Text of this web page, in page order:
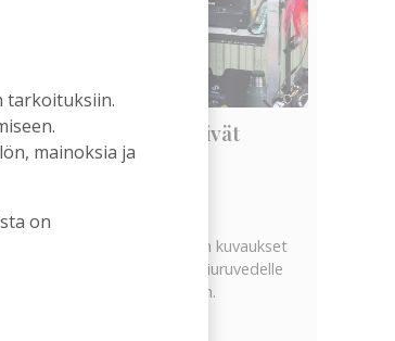
rakennukset näyttivät
yllättävällä tavalla
olevan uuden televisiosarjan kuvaukset
tervetullutta vipinää Kiuruvedelle
jälkeiseen hiljaisuuteen.
tarkoituksiin.
mainoksia ja
on